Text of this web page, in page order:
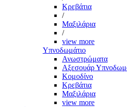
Κρεβάτια
/
Μαξιλάρια
/
view more
Υπνοδωμάτιο
Ανωστρώματα
Αξεσουάρ
Κομοδίνο
Κρεβάτια
Μαξιλάρια
view more